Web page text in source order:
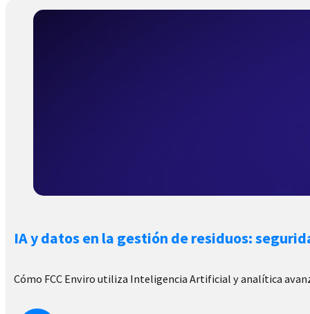
IA y datos en la gestión de residuos:
Cómo FCC Enviro utiliza Inteligencia Artificial y analítica